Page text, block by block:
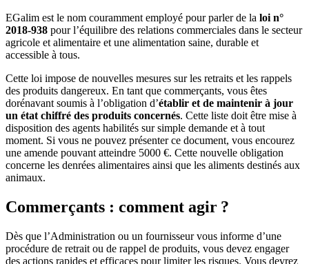
EGalim est le nom couramment employé pour parler de la loi n°
2018-938 pour l’équilibre des relations commerciales dans le secteur
agricole et alimentaire et une alimentation saine, durable et
accessible à tous.
Cette loi impose de nouvelles mesures sur les retraits et les rappels
des produits dangereux. En tant que commerçants, vous êtes
dorénavant soumis à l’obligation d’établir et de maintenir à jour
un état chiffré des produits concernés. Cette liste doit être mise à
disposition des agents habilités sur simple demande et à tout
moment. Si vous ne pouvez présenter ce document, vous encourez
une amende pouvant atteindre 5000 €. Cette nouvelle obligation
concerne les denrées alimentaires ainsi que les aliments destinés aux
animaux.
Commerçants : comment agir ?
Dès que l’Administration ou un fournisseur vous informe d’une
procédure de retrait ou de rappel de produits, vous devez engager
des actions rapides et efficaces pour limiter les risques. Vous devrez